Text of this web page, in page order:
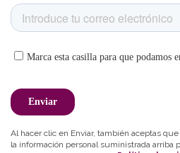
Al hacer clic en Enviar, también aceptas
la información personal suministrada arriba